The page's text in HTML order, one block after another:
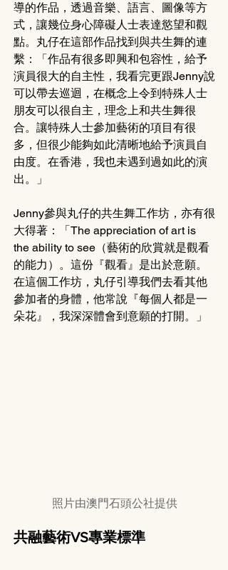
導的作品，透過音樂、語言、圖像等方
式，讓幾位身心障礙人士表達慾望和觀
點。丸仔在這部作品找到與共生舞的連
繫：「作品有很多即興和包容性，給予
演員很大的自主性，我看完更跟Jenny說
可以帶去巡迴，在概念上令到特殊人士
朋友可以很自主，理念上和共生舞很
合。讓特殊人士參加藝術的項目有很
多，但很少能夠如此清晰地給予演員自
由度。在香港，我也未遇到過如此的演
出。」
Jenny參與丸仔的共生舞工作坊，亦有很
大得著：「The appreciation of art is
the ability to see（藝術的欣賞就是觀看
的能力）。這份『觀看』是出於意願。
在這個工作坊，丸仔引導我們去看其他
參加者的身體，他常說『每個人都是一
朵花』，我深深體會到意願的打開。」
照片由澳門石頭公社提供
共融藝術VS專業標準